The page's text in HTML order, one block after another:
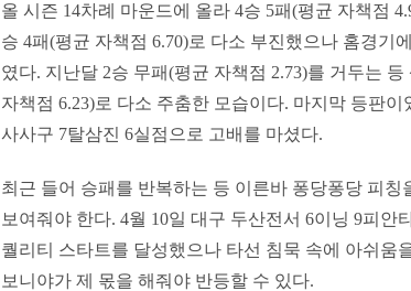
올 시즌 14차례 마운드에 올라 4승 5패(평균 자책점
승 4패(평균 자책점 6.70)로 다소 부진했으나 홈경기
였다. 지난달 2승 무패(평균 자책점 2.73)를 거두는
자책점 6.23)로 다소 주춤한 모습이다. 마지막 등판
사사구 7탈삼진 6실점으로 고배를 마셨다.
최근 들어 승패를 반복하는 등 이른바 퐁당퐁당 피
보여줘야 한다. 4월 10일 대구 두산전서 6이닝 9피안
퀄리티 스타트를 달성했으나 타선 침묵 속에 아쉬움
보니야가 제 몫을 해줘야 반등할 수 있다.